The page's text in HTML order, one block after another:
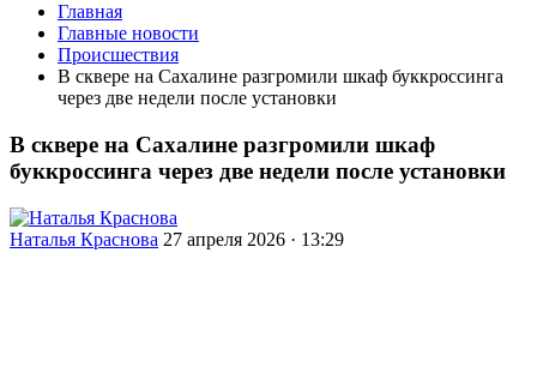
Главная
Главные новости
Происшествия
В сквере на Сахалине разгромили шкаф буккроссинга
через две недели после установки
В сквере на Сахалине разгромили шкаф
буккроссинга через две недели после установки
Наталья Краснова 27 апреля 2026 · 13:29